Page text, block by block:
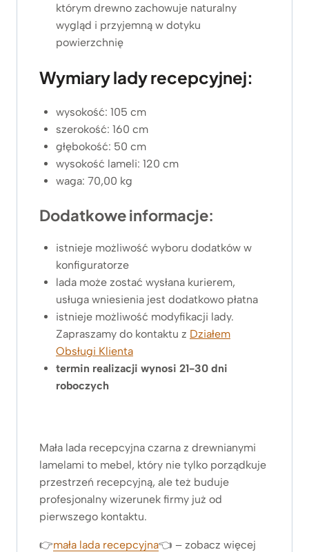
którym drewno zachowuje naturalny
wygląd i przyjemną w dotyku
powierzchnię
Wymiary lady recepcyjnej:
wysokość: 105 cm
szerokość: 160 cm
głębokość: 50 cm
wysokość lameli: 120 cm
waga: 70,00 kg
Dodatkowe informacje:
istnieje możliwość wyboru dodatków w
konfiguratorze
lada może zostać wysłana kurierem,
usługa wniesienia jest dodatkowo płatna
istnieje możliwość modyfikacji lady.
Zapraszamy do kontaktu z Działem
Obsługi Klienta
termin realizacji wynosi 21-30 dni
roboczych
Mała lada recepcyjna czarna z drewnianymi
lamelami to mebel, który nie tylko porządkuje
przestrzeń recepcyjną, ale też buduje
profesjonalny wizerunek firmy już od
pierwszego kontaktu.
👉mała lada recepcyjna👈 – zobacz więcej